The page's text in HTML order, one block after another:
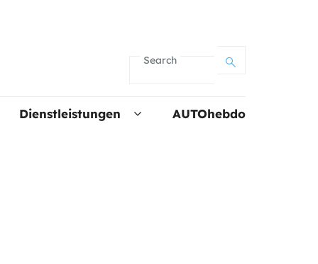
Search
Dienstleistungen AUTOhebdo